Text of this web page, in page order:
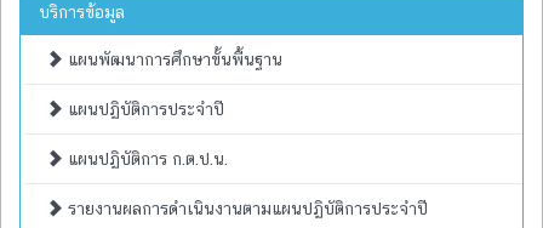
บริการข้อมูล
แผนพัฒนาการศึกษาขั้นพื้นฐาน
แผนปฏิบัติการประจำปี
แผนปฏิบัติการ ก.ต.ป.น.
รายงานผลการดำเนินงานตามแผนปฏิบัติการประจำปี